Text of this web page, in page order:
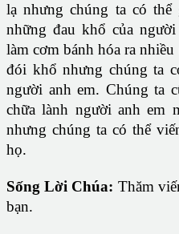
lạ nhưng chúng ta có
những đau khổ của
làm cơm bánh hóa ra
đói khổ nhưng chúng ta
người anh em. Chúng ta
chữa lành người anh em
nhưng chúng ta có thể
họ.
Sống Lời Chúa: Thăm
bạn.